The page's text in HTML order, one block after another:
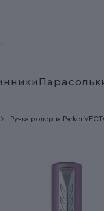
Ручка ролерна Parker